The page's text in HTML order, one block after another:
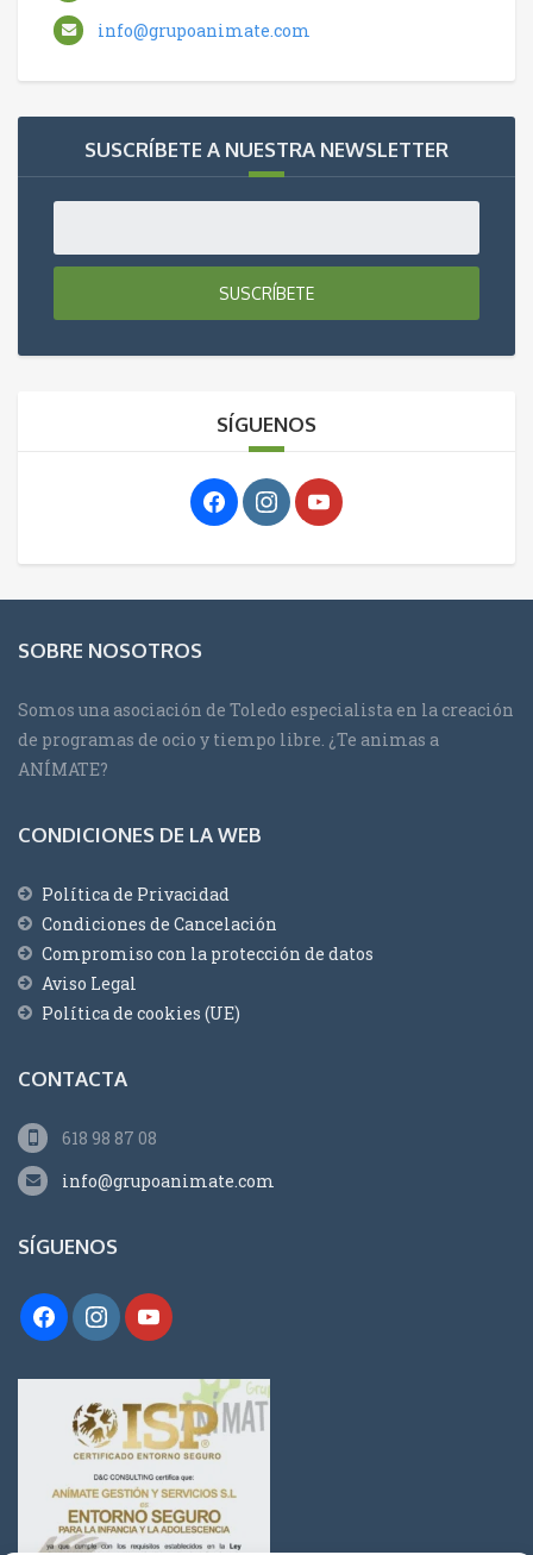
info@grupoanimate.com
SUSCRÍBETE A NUESTRA NEWSLETTER
SUSCRÍBETE
SÍGUENOS
SOBRE NOSOTROS
Somos una asociación de Toledo especialista en la creación
de programas de ocio y tiempo libre. ¿Te animas a
ANÍMATE?
CONDICIONES DE LA WEB
Política de Privacidad
Condiciones de Cancelación
Compromiso con la protección de datos
Aviso Legal
Política de cookies (UE)
CONTACTA
618 98 87 08
info@grupoanimate.com
SÍGUENOS